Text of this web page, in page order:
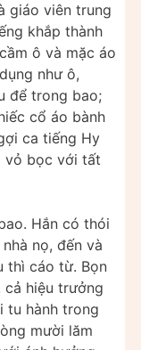
giáo viên trung
khắp thành
ô và mặc áo
như ô,
để trong bao;
cổ áo bành
ca tiếng Hy
vỏ bọc với tất
Hắn có thói
nọ, đến và
thì cáo từ. Bọn
hiệu trưởng
tu hành trong
mười lăm